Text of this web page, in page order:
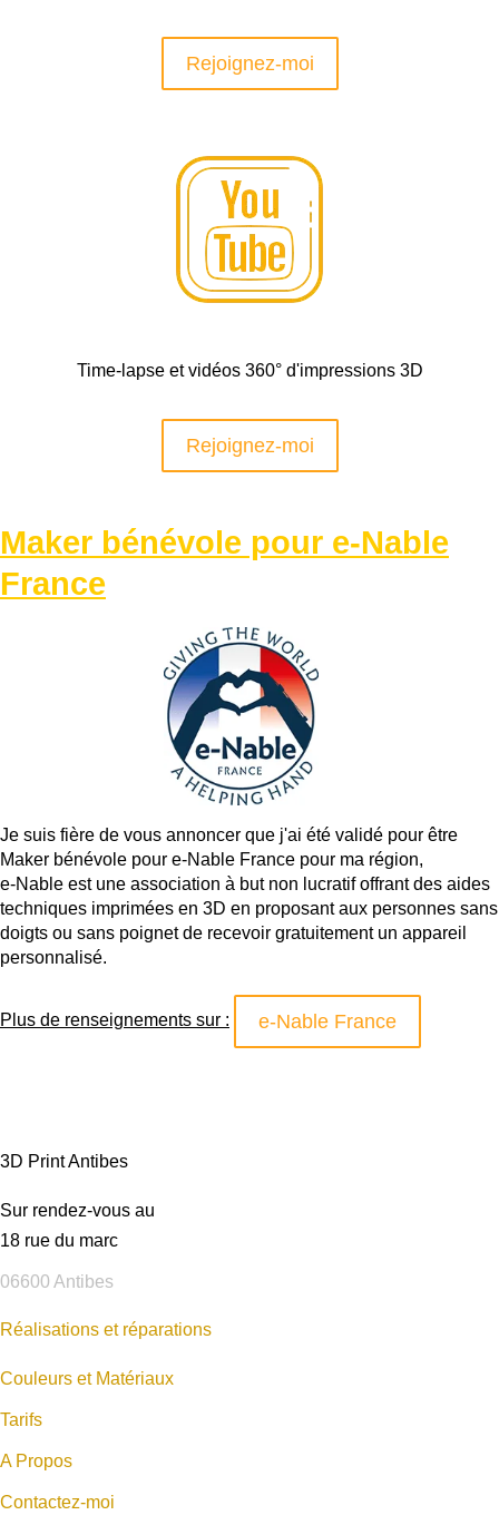
Rejoignez-moi
Time-lapse et vidéos 360° d'impressions 3D
Rejoignez-moi
Maker bénévole pour e-Nable
France
Je suis fière de vous annoncer que j'ai été validé pour être
Maker bénévole pour e-Nable France pour ma région,
e-Nable est une association à but non lucratif offrant des aides
techniques imprimées en 3D en proposant aux personnes sans
doigts ou sans poignet de recevoir gratuitement un appareil
personnalisé.
Plus de renseignements sur : e-Nable France
3D Print Antibes
Sur rendez-vous au
18 rue du marc
06600 Antibes
Réalisations et réparations
Couleurs et Matériaux
Tarifs
A Propos
Contactez-moi